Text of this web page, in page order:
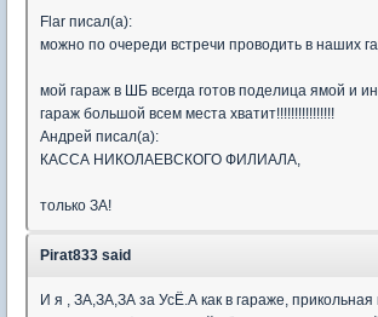
Flar писал(а):
можно по очереди встречи проводить в наших
мой гараж в ШБ всегда готов поделица ямой и
гараж большой всем места хватит!!!!!!!!!!!!!!!!
Андрей писал(а):
КАССА НИКОЛАЕВСКОГО ФИЛИАЛА,
только ЗА!
Pirat833 said
И я , ЗА,ЗА,ЗА за УсЁ.А как в гараже,